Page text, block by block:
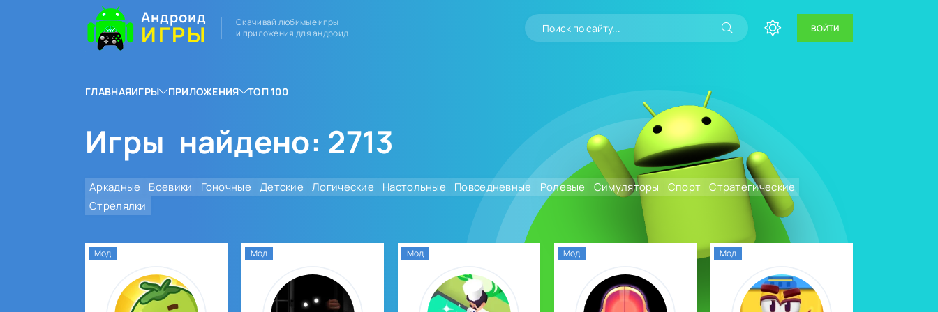
Андроид
ИГРЫ
Скачивай любимые игры
и приложения для андроид
ВОЙТИ
ГЛАВНАЯИГРЫ ПРИЛОЖЕНИЯ ТОП 100
Игры найдено: 2713
Аркадные Боевики Гоночные Детские Логические Настольные Повседневные Ролевые Симуляторы Спорт Стратегические
Стрелялки
Мод Мод Мод Мод Мод